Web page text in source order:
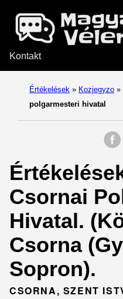
Kontakt
Értékelések » Kozjegyzo »
polgarmesteri hivatal
Csornai
Hivatal.
Csorna
Sopron).
CSORNA, SZENT